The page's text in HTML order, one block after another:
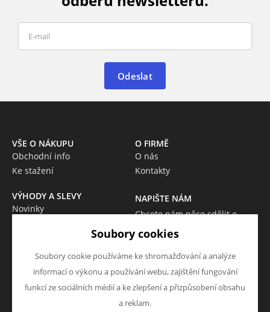
Odeslat
VŠE O NÁKUPU
Obchodní info
Ke stažení
O FIRMĚ
O nás
Kontakty
VÝHODY A SLEVY
Novinky
NAPIŠTE NÁM
Chcete nám něco sdělit o
našich produktech nebo e-
Chci napsat zprávu
Soubory cookies
Soubory cookie používáme ke shromažďování a analýze
informací o výkonu a používání webu, zajištění fungování
funkcí ze sociálních médií a ke zlepšení a přizpůsobení obsahu
a reklam.